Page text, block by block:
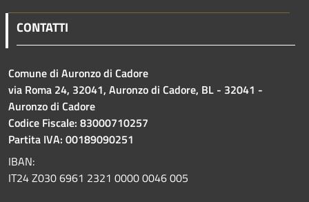
CONTATTI
Comune di Auronzo di Cadore
via Roma 24, 32041, Auronzo di Cadore, BL - 32041 -
Auronzo di Cadore
Codice Fiscale: 83000710257
Partita IVA: 00189090251
IBAN:
IT24 Z030 6961 2321 0000 0046 005